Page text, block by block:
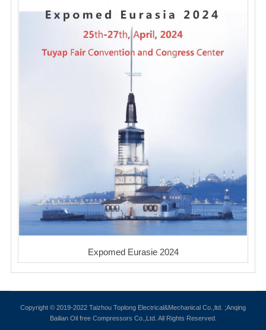
Expomed Eurasie 2024
Copyright © 2019-2022 Taizhou Toplong Electrical&Mechanical Co.,ltd. ;Anqing
Bailian Oil free Compressors Co.,Ltd. All Rights Reserved.